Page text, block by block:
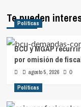
Te pueden
Políticas
BCU y MGAP
por omisión de
agosto 5, 2026 0
Políticas